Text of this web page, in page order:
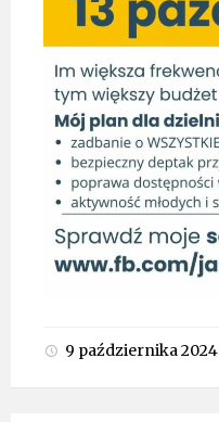
9 października 2024